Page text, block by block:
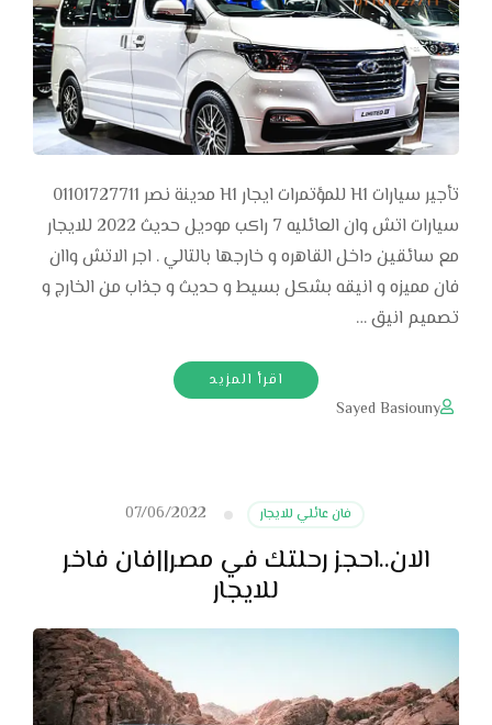
تأجير سيارات H1 للمؤتمرات ايجار H1 مدينة نصر 01101727711
سيارات اتش وان العائليه 7 راكب موديل حديث 2022 للايجار
مع سائقين داخل القاهره و خارجها بالتالي . اجر الاتش واان
فان مميزه و انيقه بشكل بسيط و حديث و جذاب من الخارج و
تصميم انيق …
اقرأ المزيد
Sayed Basiouny
فان عائلي للايجار 07/06/2022
الان..احجز رحلتك في مصر||فان فاخر
للايجار